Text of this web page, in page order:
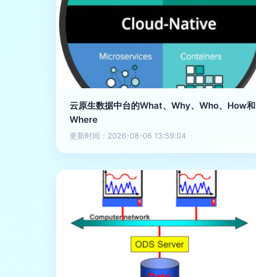
云原生数据中台的What、Why、Who、How和
Where
更新时间：2026-08-06 13:59:04